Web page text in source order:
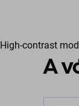
High-contrast
A